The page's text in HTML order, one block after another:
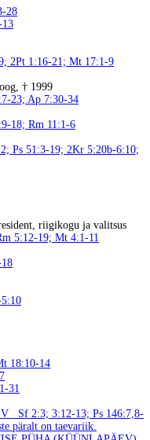
28
2Pt 1:16-21; Mt 17:1-9
† 1999
23; Ap 7:30-34
18; Rm 11:1-6
Ps 51:3-19; 2Kr 5:20b-6:10;
riigikogu ja valitsus
5:12-19; Mt 4:1-11
18:10-14
31
Sf 2:3; 3:12-13; Ps 146:7,8-
päralt on taevariik.